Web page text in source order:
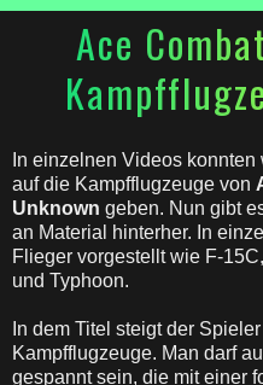
Ace
In einzelnen Videos
auf die Kampfflugzeuge von
Unknown geben. Nun gibt
an Material hinterher. In
Flieger vorgestellt wie F-
und Typhoon.
In dem Titel steigt der
Kampfflugzeuge. Man darf
gespannt sein, die mit einer